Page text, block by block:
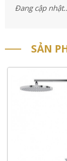
Đang cập
SẢN